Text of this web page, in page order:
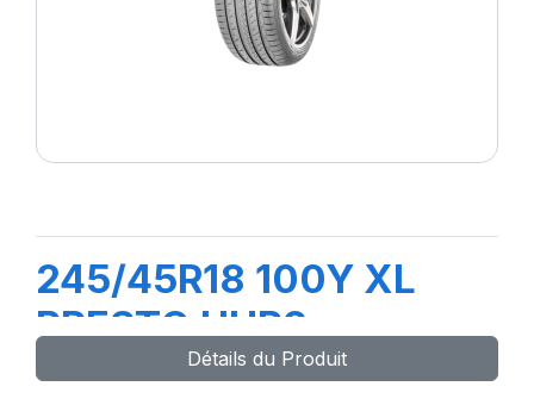
245/45R18 100Y XL
PRESTO UHP2
Détails du Produit